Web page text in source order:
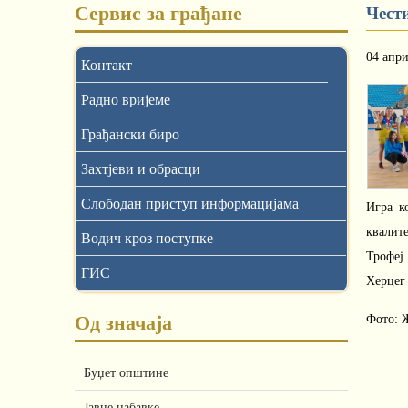
Сервис за грађане
Контакт
Радно вријеме
Грађански биро
Захтјеви и обрасци
Слободан приступ информацијама
Водич кроз поступке
ГИС
Од значаја
Буџет општине
04
Игра
Фото: